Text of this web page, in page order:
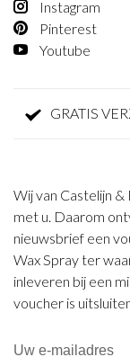
Instagram
Pinterest
Youtube
GRATIS
Wij van Castelijn
met u. Daarom
nieuwsbrief een
Wax Spray ter
inleveren bij een
voucher is